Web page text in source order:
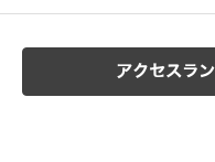
アクセスラ